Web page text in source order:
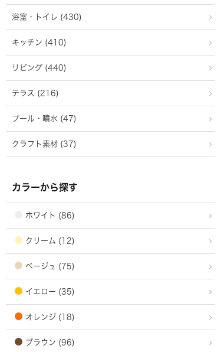
浴室・トイレ (430)
キッチン (410)
リビング (440)
テラス (216)
プール・噴水 (47)
クラフト素材 (37)
カラーから探す
ホワイト (86)
クリーム (12)
ベージュ (75)
イエロー (35)
オレンジ (18)
ブラウン (96)